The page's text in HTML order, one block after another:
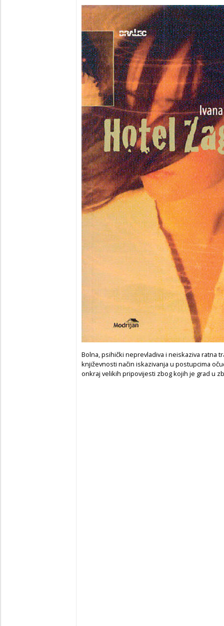
Bolna, psihički neprevladiva i neiskaziva ratna
književnosti način iskazivanja u postupcima
onkraj velikih pripovijesti zbog kojih je grad u